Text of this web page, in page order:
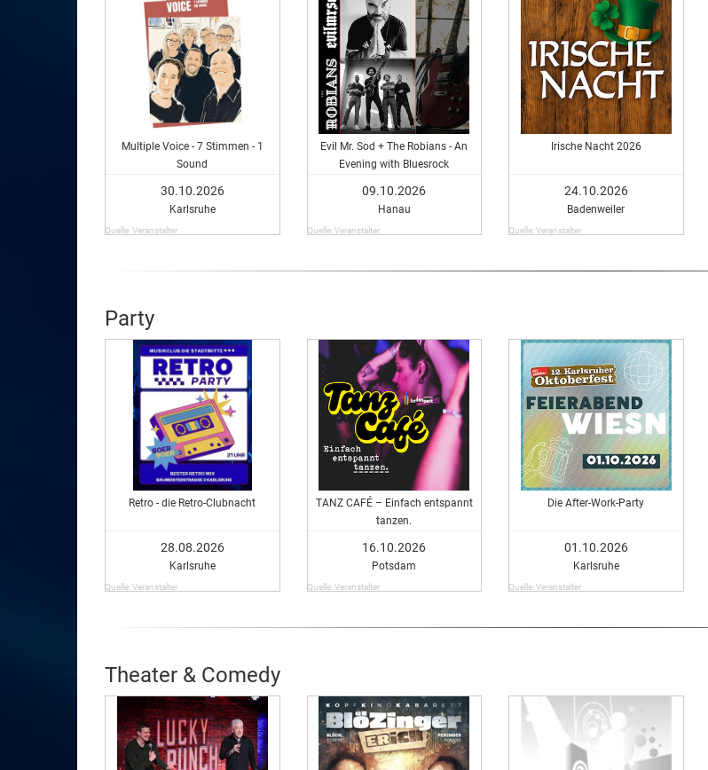
Multiple Voice - 7 Stimmen - 1
Sound
30.10.2026
Karlsruhe
Quelle: Veranstalter
Evil Mr. Sod + The Robians - An
Evening with Bluesrock
09.10.2026
Hanau
Quelle: Veranstalter
Irische Nacht 2026
24.10.2026
Badenweiler
Quelle: Veranstalter
Party
Retro - die Retro-Clubnacht
28.08.2026
Karlsruhe
Quelle: Veranstalter
TANZ CAFÉ – Einfach entspannt
tanzen.
16.10.2026
Potsdam
Quelle: Veranstalter
Die After-Work-Party
01.10.2026
Karlsruhe
Quelle: Veranstalter
Theater & Comedy